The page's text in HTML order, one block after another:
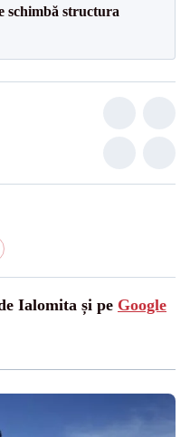
schimbă structura
Ialomita și pe Google